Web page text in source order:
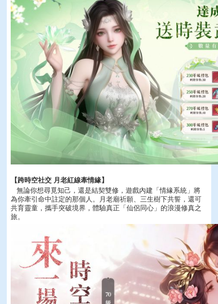
【跨時空社交 月老紅線牽情緣】
無論你想尋覓知己，還是結契雙修，遊戲內建「情緣系統」將
為你牽引命中註定的那個人。月老廟祈願、三生樹下共誓，還可
共育靈童，攜手突破境界，體驗真正「仙侶同心」的浪漫修真之
旅。